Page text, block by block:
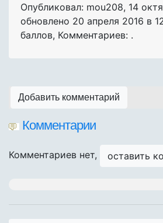
Опубликовал: mou208, 14
обновлено 20 апреля 2016 в
баллов, Комментариев: .
Добавить комментарий
Комментарии
Комментариев нет, оставить